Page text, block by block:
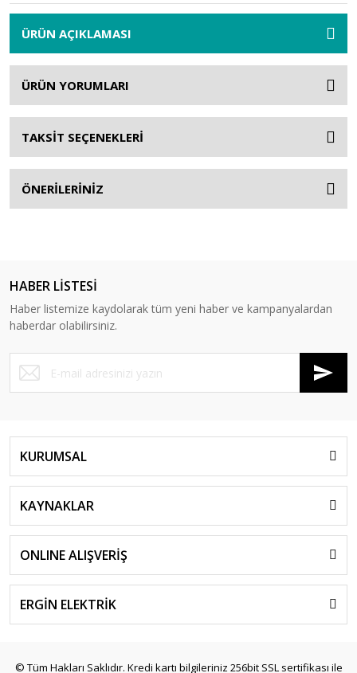
ÜRÜN AÇIKLAMASI
ÜRÜN YORUMLARI
TAKSİT SEÇENEKLERİ
ÖNERİLERİNİZ
HABER LİSTESİ
Haber listemize kaydolarak tüm yeni haber ve kampanyalardan
haberdar olabilirsiniz.
KURUMSAL
KAYNAKLAR
ONLINE ALIŞVERİŞ
ERGİN ELEKTRİK
© Tüm Hakları Saklıdır. Kredi kartı bilgileriniz 256bit SSL sertifikası ile